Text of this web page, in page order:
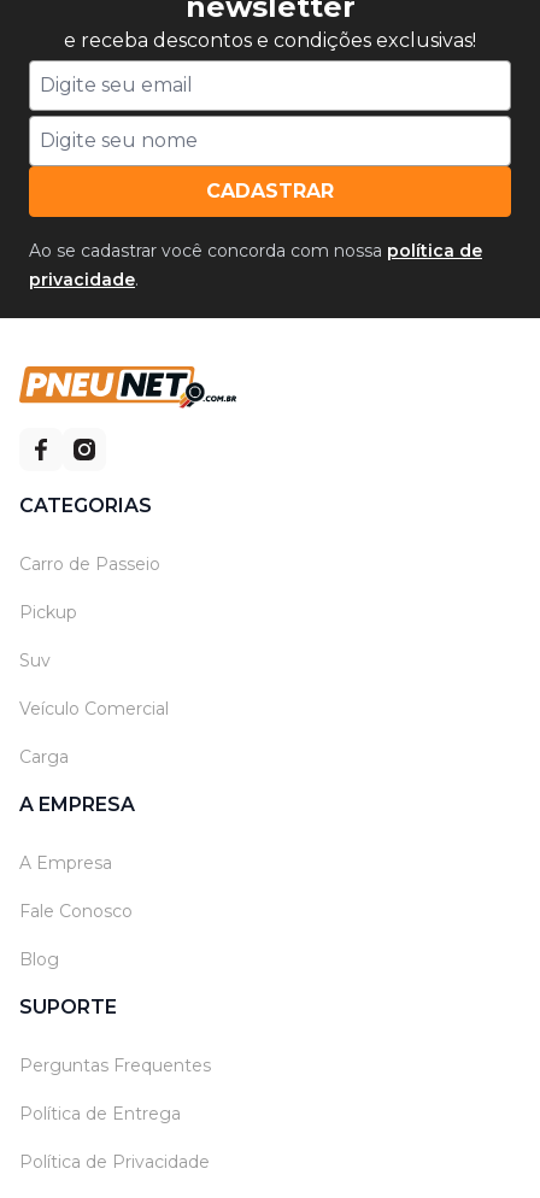
newsletter
e receba descontos e condições exclusivas!
CADASTRAR
Ao se cadastrar você concorda com nossa política de
privacidade.
CATEGORIAS
Carro de Passeio
Pickup
Suv
Veículo Comercial
Carga
A EMPRESA
A Empresa
Fale Conosco
Blog
SUPORTE
Perguntas Frequentes
Política de Entrega
Política de Privacidade